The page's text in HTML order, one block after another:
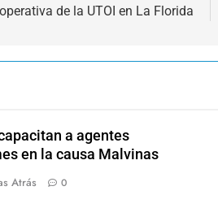
de la UTOI en La Florida
a agentes
en la causa Malvinas
Atrás 0